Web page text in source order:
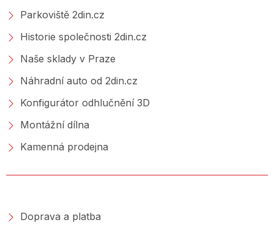
Parkoviště 2din.cz
Historie společnosti 2din.cz
Naše sklady v Praze
Náhradní auto od 2din.cz
Konfigurátor odhlučnění 3D
Montážní dílna
Kamenná prodejna
Doprava a platba